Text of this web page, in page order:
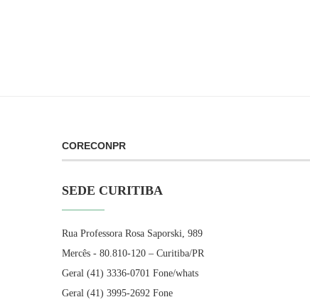
CORECONPR
SEDE CURITIBA
Rua Professora Rosa Saporski, 989
Mercês - 80.810-120 – Curitiba/PR
Geral (41) 3336-0701 Fone/whats
Geral (41) 3995-2692 Fone